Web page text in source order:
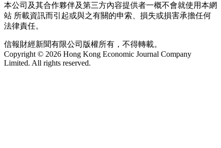
本公司及其合作夥伴及第三方內容提供者一概不會就使用本網
站 所載資訊而引起或與之有關的申索、損失或損害承擔任何
法律責任。
信報財經新聞有限公司版權所有，不得轉載。
Copyright © 2026 Hong Kong Economic Journal Company
Limited. All rights reserved.